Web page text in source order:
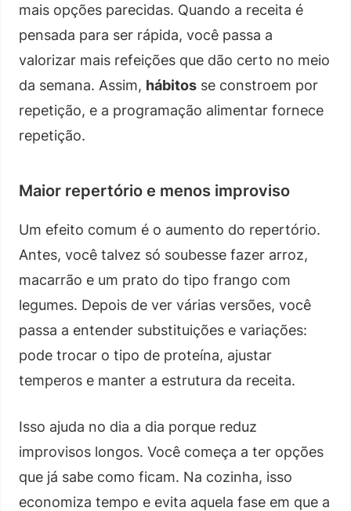
mais opções parecidas. Quando a receita é
pensada para ser rápida, você passa a
valorizar mais refeições que dão certo no meio
da semana. Assim, hábitos se constroem por
repetição, e a programação alimentar fornece
repetição.
Maior repertório e menos improviso
Um efeito comum é o aumento do repertório.
Antes, você talvez só soubesse fazer arroz,
macarrão e um prato do tipo frango com
legumes. Depois de ver várias versões, você
passa a entender substituições e variações:
pode trocar o tipo de proteína, ajustar
temperos e manter a estrutura da receita.
Isso ajuda no dia a dia porque reduz
improvisos longos. Você começa a ter opções
que já sabe como ficam. Na cozinha, isso
economiza tempo e evita aquela fase em que a